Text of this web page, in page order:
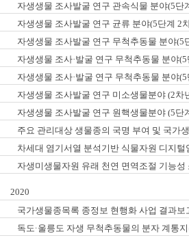
자생생물 조사발굴 연구 관속식물 분야(5단
자생생물 조사발굴 연구 균류 분야(5단계 2
자생생물 조사발굴 연구 무척추동물 분야(5
자생생물 조사·발굴 연구 무척추동물 분야
록/신종 발굴표
자생생물 조사·발굴 연구 무척추동물 분야
자생생물 조사발굴 연구 미소생물분야 (2차
자생생물 조사발굴 연구 원핵생물분야 (5단
주요 관리대상 생물종의 국명 부여 및 국가
차세대 염기서열 분석기반 식물자원 디지털
도)
자생미생물자원 유래 천연 면역조절 기능성
2020
국가생물종목록 종정보 현행화 사업 결과보
독도·울릉도 자생 무척추동물의 분자 계통